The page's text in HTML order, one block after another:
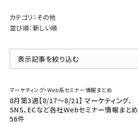
カテゴリ：その他
並び順：新しい順
表示記事を絞り込む
マーケティング・Web系セミナー情報まとめ
8月第3週【8/17～8/21】 マーケティング、
SNS、ECなど各社Webセミナー情報まとめ
56件